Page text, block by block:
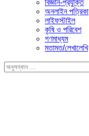
বিজ্ঞান-প্রযুক্তি
অনলাইন পত্রিকা
লাইফস্টাইল
কৃষি ও পরিবেশ
গণমাধ্যম
মতামত/লেখালেখি